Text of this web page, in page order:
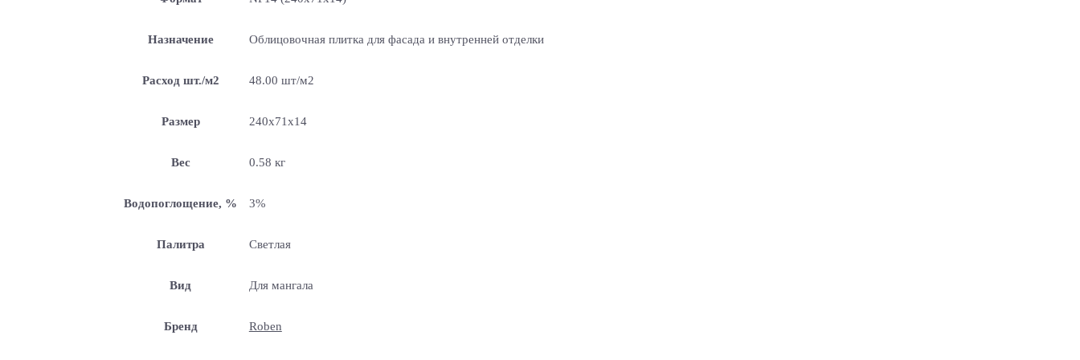
Назначение Облицовочная плитка для фасада и внутренней отделки
Расход шт./м2 48.00 шт/м2
Размер 240x71x14
Вес 0.58 кг
Водопоглощение, % 3%
Палитра Светлая
Вид Для мангала
Бренд Roben